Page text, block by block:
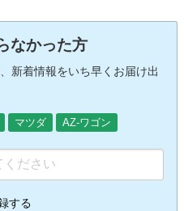
なかった方
新着情報をいち早くお届け出
マツダ AZ-ワゴン
する